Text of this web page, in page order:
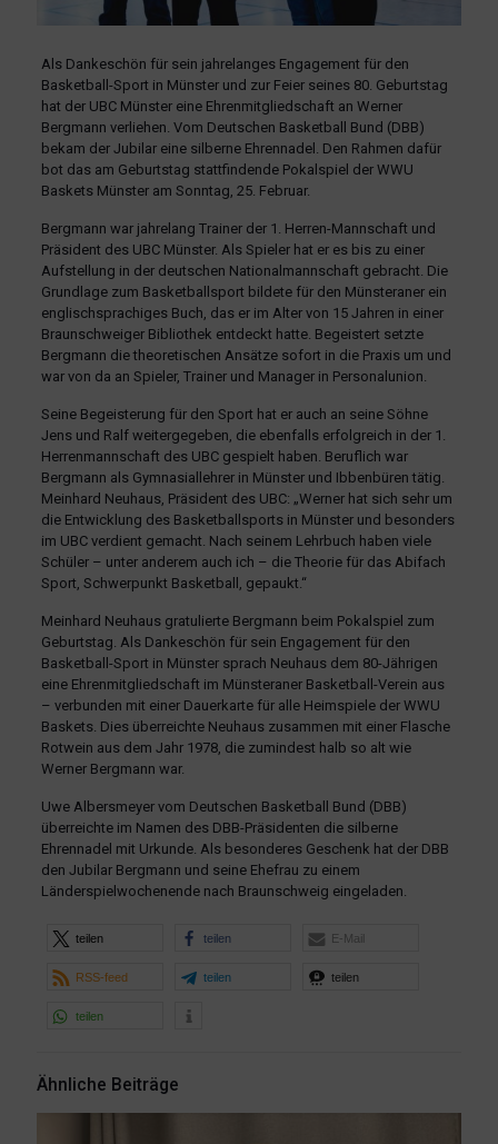
Als Dankeschön für sein jahrelanges Engagement für den
Basketball-Sport in Münster und zur Feier seines 80. Geburtstag
hat der UBC Münster eine Ehrenmitgliedschaft an Werner
Bergmann verliehen. Vom Deutschen Basketball Bund (DBB)
bekam der Jubilar eine silberne Ehrennadel. Den Rahmen dafür
bot das am Geburtstag stattfindende Pokalspiel der WWU
Baskets Münster am Sonntag, 25. Februar.
Bergmann war jahrelang Trainer der 1. Herren-Mannschaft und
Präsident des UBC Münster. Als Spieler hat er es bis zu einer
Aufstellung in der deutschen Nationalmannschaft gebracht. Die
Grundlage zum Basketballsport bildete für den Münsteraner ein
englischsprachiges Buch, das er im Alter von 15 Jahren in einer
Braunschweiger Bibliothek entdeckt hatte. Begeistert setzte
Bergmann die theoretischen Ansätze sofort in die Praxis um und
war von da an Spieler, Trainer und Manager in Personalunion.
Seine Begeisterung für den Sport hat er auch an seine Söhne
Jens und Ralf weitergegeben, die ebenfalls erfolgreich in der 1.
Herrenmannschaft des UBC gespielt haben. Beruflich war
Bergmann als Gymnasiallehrer in Münster und Ibbenbüren tätig.
Meinhard Neuhaus, Präsident des UBC: „Werner hat sich sehr um
die Entwicklung des Basketballsports in Münster und besonders
im UBC verdient gemacht. Nach seinem Lehrbuch haben viele
Schüler – unter anderem auch ich – die Theorie für das Abifach
Sport, Schwerpunkt Basketball, gepaukt.“
Meinhard Neuhaus gratulierte Bergmann beim Pokalspiel zum
Geburtstag. Als Dankeschön für sein Engagement für den
Basketball-Sport in Münster sprach Neuhaus dem 80-Jährigen
eine Ehrenmitgliedschaft im Münsteraner Basketball-Verein aus
– verbunden mit einer Dauerkarte für alle Heimspiele der WWU
Baskets. Dies überreichte Neuhaus zusammen mit einer Flasche
Rotwein aus dem Jahr 1978, die zumindest halb so alt wie
Werner Bergmann war.
Uwe Albersmeyer vom Deutschen Basketball Bund (DBB)
überreichte im Namen des DBB-Präsidenten die silberne
Ehrennadel mit Urkunde. Als besonderes Geschenk hat der DBB
den Jubilar Bergmann und seine Ehefrau zu einem
Länderspielwochenende nach Braunschweig eingeladen.
teilen teilen E-Mail
RSS-feed teilen teilen
teilen
Ähnliche Beiträge